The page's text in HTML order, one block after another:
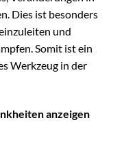
Dies ist besonders
und
Somit ist ein
Werkzeug in der
anzeigen